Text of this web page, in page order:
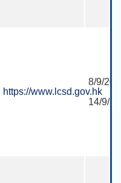
https://www.lcsd.gov.hk
8/9/
14/9/